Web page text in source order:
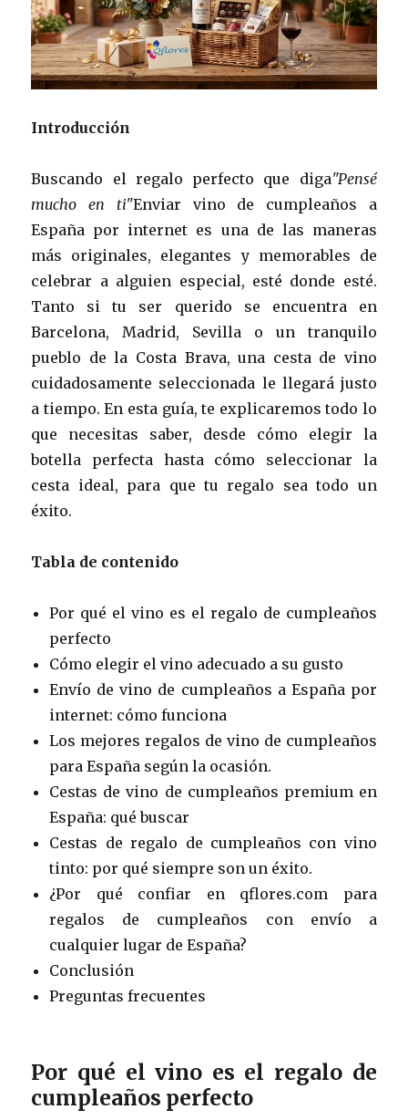
Introducción
Buscando el regalo perfecto que diga"Pensé
mucho en ti"Enviar vino de cumpleaños a
España por internet es una de las maneras
más originales, elegantes y memorables de
celebrar a alguien especial, esté donde esté.
Tanto si tu ser querido se encuentra en
Barcelona, ​​Madrid, Sevilla o un tranquilo
pueblo de la Costa Brava, una cesta de vino
cuidadosamente seleccionada le llegará justo
a tiempo. En esta guía, te explicaremos todo lo
que necesitas saber, desde cómo elegir la
botella perfecta hasta cómo seleccionar la
cesta ideal, para que tu regalo sea todo un
éxito.
Tabla de contenido
Por qué el vino es el regalo de cumpleaños
perfecto
Cómo elegir el vino adecuado a su gusto
Envío de vino de cumpleaños a España por
internet: cómo funciona
Los mejores regalos de vino de cumpleaños
para España según la ocasión.
Cestas de vino de cumpleaños premium en
España: qué buscar
Cestas de regalo de cumpleaños con vino
tinto: por qué siempre son un éxito.
¿Por qué confiar en qflores.com para
regalos de cumpleaños con envío a
cualquier lugar de España?
Conclusión
Preguntas frecuentes
Por qué el vino es el regalo de
cumpleaños perfecto